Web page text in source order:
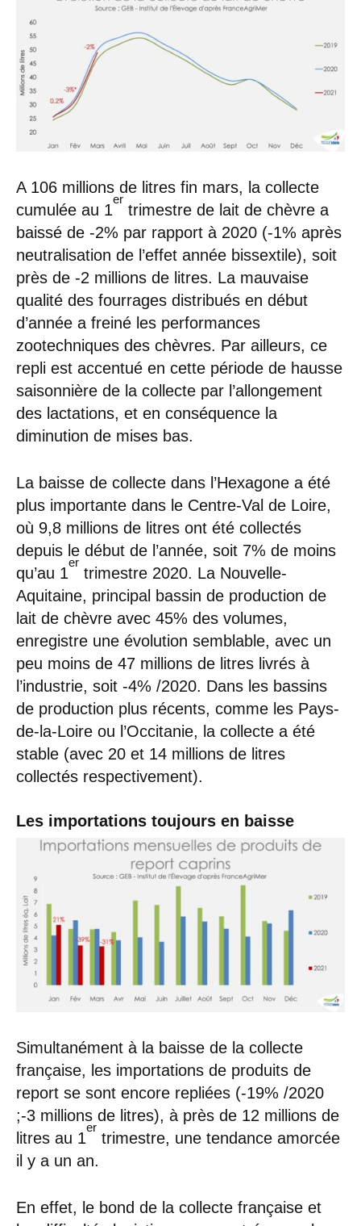
A 106 millions de litres fin mars, la collecte
cumulée au 1
er
trimestre de lait de chèvre a
baissé de -2% par rapport à 2020 (-1% après
neutralisation de l’effet année bissextile), soit
près de -2 millions de litres. La mauvaise
qualité des fourrages distribués en début
d’année a freiné les performances
zootechniques des chèvres. Par ailleurs, ce
repli est accentué en cette période de hausse
saisonnière de la collecte par l’allongement
des lactations, et en conséquence la
diminution de mises bas.
La baisse de collecte dans l’Hexagone a été
plus importante dans le Centre-Val de Loire,
où 9,8 millions de litres ont été collectés
depuis le début de l’année, soit 7% de moins
qu’au 1
er
trimestre 2020. La Nouvelle-
Aquitaine, principal bassin de production de
lait de chèvre avec 45% des volumes,
enregistre une évolution semblable, avec un
peu moins de 47 millions de litres livrés à
l’industrie, soit -4% /2020. Dans les bassins
de production plus récents, comme les Pays-
de-la-Loire ou l’Occitanie, la collecte a été
stable (avec 20 et 14 millions de litres
collectés respectivement).
Les importations toujours en baisse
Simultanément à la baisse de la collecte
française, les importations de produits de
report se sont encore repliées (-19% /2020
;-3 millions de litres), à près de 12 millions de
litres au 1
er
trimestre, une tendance amorcée
il y a un an.
En effet, le bond de la collecte française et